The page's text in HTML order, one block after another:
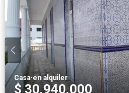
Casa·en alquiler
$ 30.940.000